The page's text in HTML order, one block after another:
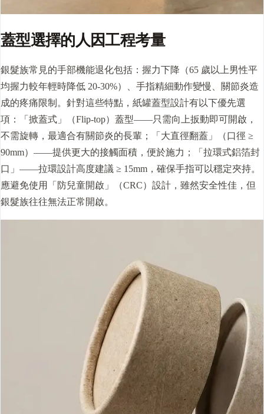
蓋型選擇的人因工程考量
銀髮族常見的手部機能退化包括：握力下降（65 歲以上男性平
均握力較年輕時降低 20-30%）、手指精細動作變慢、關節炎造
成的疼痛限制。針對這些特點，紙罐蓋型設計有以下優先選
項：「掀蓋式」（Flip-top）蓋型——只需向上扳動即可開啟，
不需旋轉，最適合有關節炎的長輩；「大直徑翻蓋」（口徑 ≥
90mm）——提供更大的接觸面積，便於施力；「拉環式鋁箔封
口」——拉環設計高度建議 ≥ 15mm，確保手指可以穩定夾持。
應避免使用「防兒童開啟」（CRC）設計，雖然安全性佳，但
銀髮族往往無法正常開啟。